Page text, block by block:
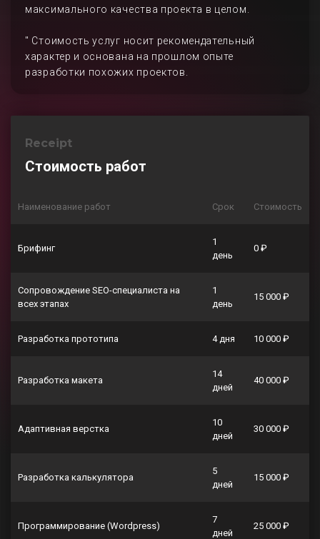
максимального качества проекта в целом.
" Стоимость услуг носит рекомендательный
характер и основана на прошлом опыте
разработки похожих проектов.
Receipt
Стоимость работ
Наименование работ Срок Стоимость
Брифинг
1
день
0 ₽
Сопровождение SEO-специалиста на
всех этапах
1
день
15 000 ₽
Разработка прототипа 4 дня 10 000 ₽
Разработка макета
14
дней
40 000 ₽
Адаптивная верстка
10
дней
30 000 ₽
Разработка калькулятора
5
дней
15 000 ₽
Программирование (Wordpress)
7
дней
25 000 ₽